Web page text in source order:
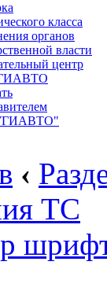
класса
органов
власти
центр
‹
ТС